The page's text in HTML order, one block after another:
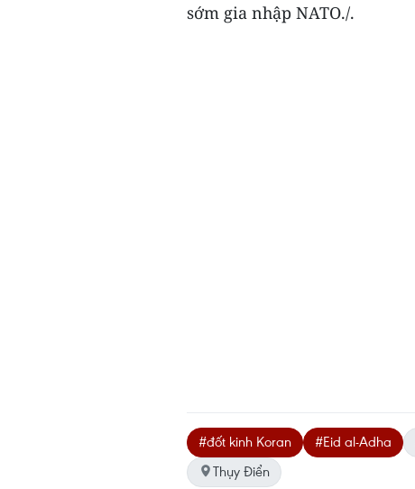
sớm gia nhập NATO./.
#đốt kinh Koran #Eid al-Adha
Thụy Điển